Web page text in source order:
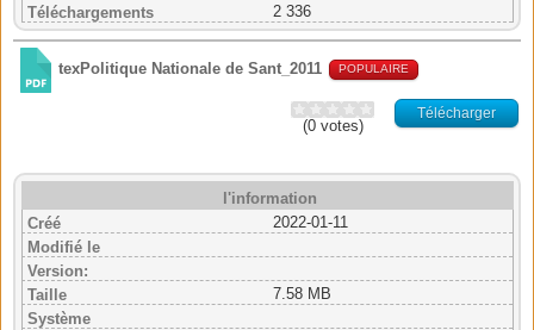
Téléchargements
2 336
texPolitique Nationale de Sant_2011 POPULAIRE
Télécharger
(0 votes)
l'information
Créé
2022-01-11
Modifié le
Version:
Taille
7.58 MB
Système